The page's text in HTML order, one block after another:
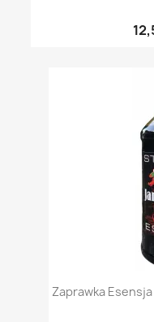
Zaprawka Esensja